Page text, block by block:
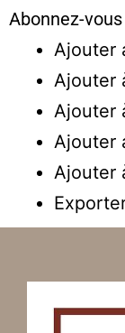
Abonnez-
Ajouter
Ajouter
Ajouter
Ajouter
Ajouter